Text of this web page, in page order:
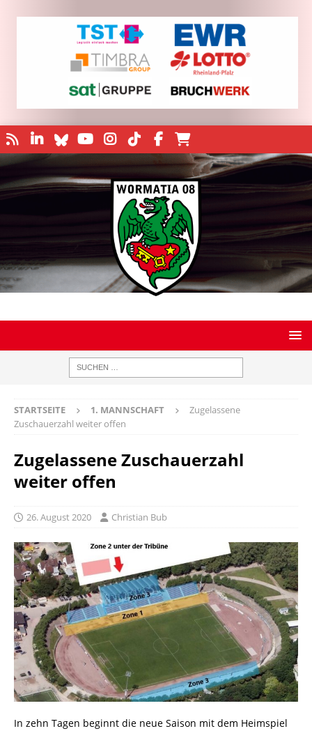
STARTSEITE 1. MANNSCHAFT
Zugelassene
Zuschauerzahl weiter offen
Zugelassene Zuschauerzahl
weiter offen
26. August 2020 Christian Bub
In zehn Tagen beginnt die neue Saison mit dem Heimspiel